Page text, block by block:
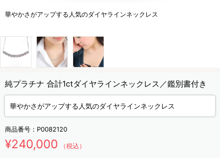
華やかさがアップする人気のダイヤラインネックレス
純プラチナ 合計1ctダイヤラインネックレス／鑑別書付き
華やかさがアップする人気のダイヤラインネックレス
商品番号： P0082120
¥240,000 （税込）